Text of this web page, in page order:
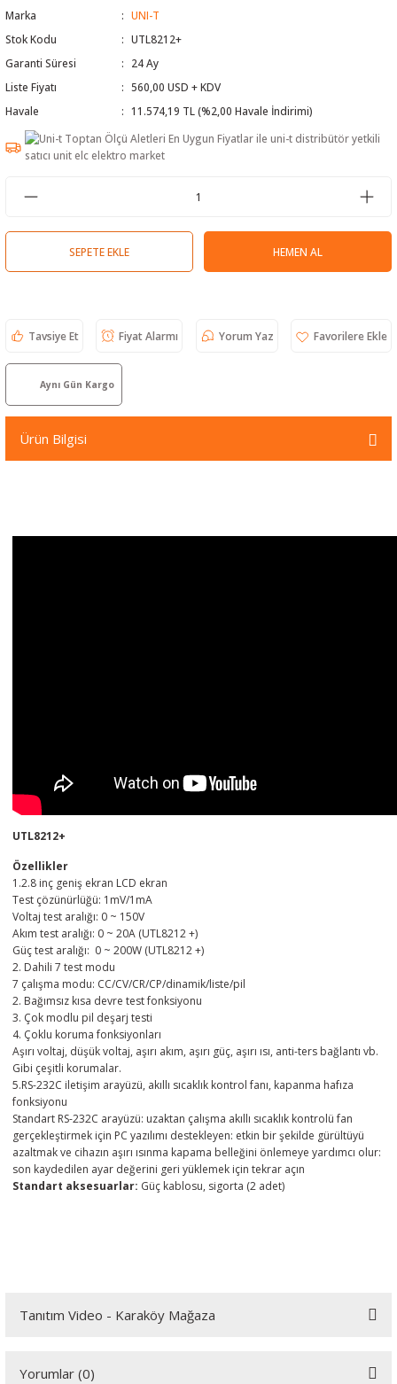
Cihazı
ve Kablo Bulucular
Cihazları
Marka
UNI-T
Stok Kodu
UTL8212+
Garanti Süresi
24 Ay
Liste Fiyatı
560,00 USD + KDV
Havale
11.574,19 TL (%2,00 Havale İndirimi)
SEPETE EKLE HEMEN AL
Tavsiye Et Fiyat Alarmı Yorum Yaz
Aynı Gün Kargo
Ürün Bilgisi
UTL8212+
Özellikler
1.2.8 inç geniş ekran LCD ekran
Test çözünürlüğü: 1mV/1mA
Voltaj test aralığı: 0 ~ 150V
Akım test aralığı: 0 ~ 20A (UTL8212 +)
Güç test aralığı: 0 ~ 200W (UTL8212 +)
2. Dahili 7 test modu
7 çalışma modu: CC/CV/CR/CP/dinamik/liste/pil
2. Bağımsız kısa devre test fonksiyonu
3. Çok modlu pil deşarj testi
4. Çoklu koruma fonksiyonları
Aşırı voltaj, düşük voltaj, aşırı akım, aşırı güç, aşırı ısı, anti-ters bağlantı vb.
Gibi çeşitli korumalar.
5.RS-232C iletişim arayüzü, akıllı sıcaklık kontrol fanı, kapanma hafıza
fonksiyonu
Standart RS-232C arayüzü: uzaktan çalışma akıllı sıcaklık kontrolü fan
gerçekleştirmek için PC yazılımı destekleyen: etkin bir şekilde gürültüyü
azaltmak ve cihazın aşırı ısınma kapama belleğini önlemeye yardımcı olur:
son kaydedilen ayar değerini geri yüklemek için tekrar açın
Standart aksesuarlar: Güç kablosu, sigorta (2 adet)
Tanıtım Video - Karaköy Mağaza
Yorumlar (0)